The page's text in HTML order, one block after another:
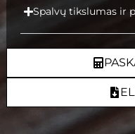
Spalvų tikslumas ir